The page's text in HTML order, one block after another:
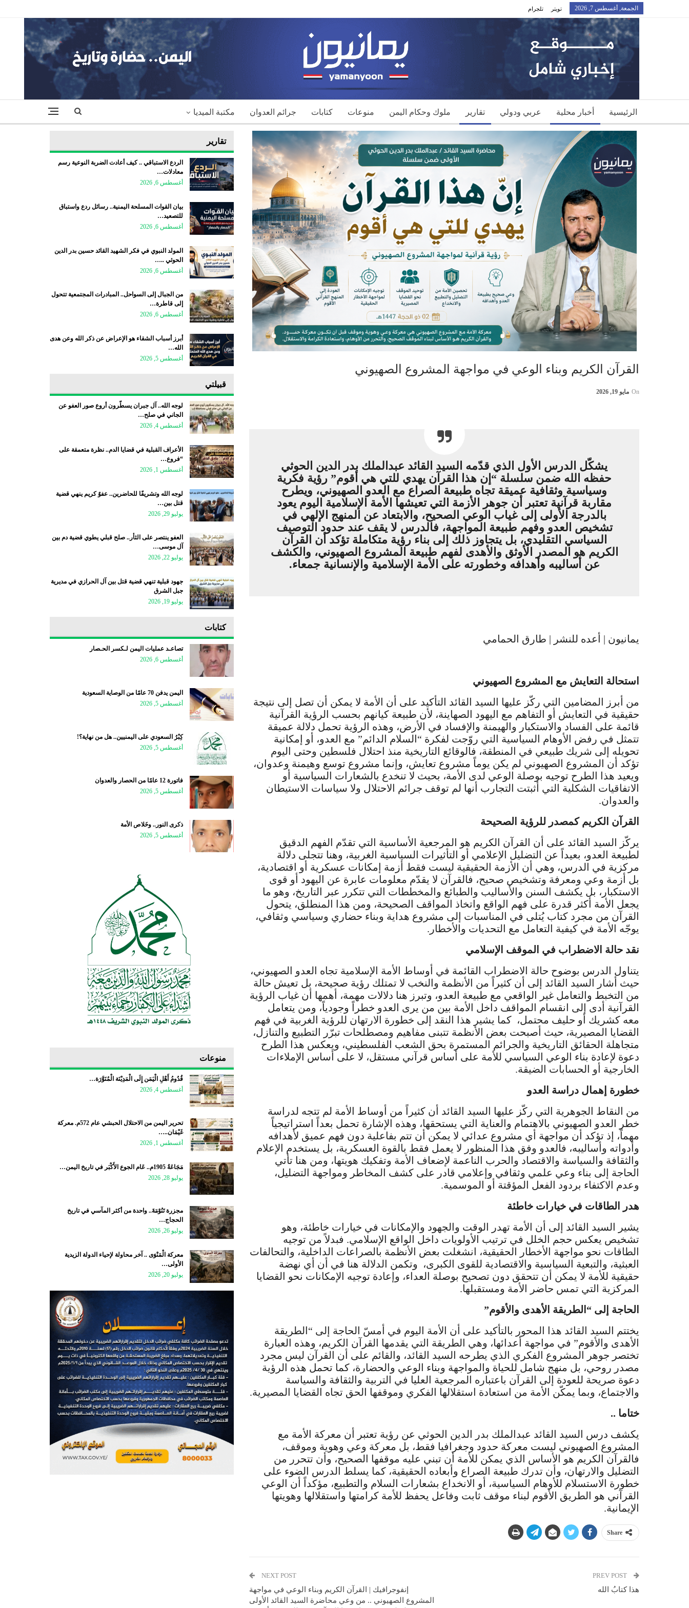
الجمعة, أغسطس 7, 2026 تويتر تلجرام
الرئيسية أخبار محلية عربي ودولي تقارير ملوك وحكام اليمن منوعات كتابات جرائم العدوان مكتبة الميديا
القرآن الكريم وبناء الوعي في مواجهة المشروع الصهيوني
On مايو 19, 2026
يشكّل الدرس الأول الذي قدّمه السيد القائد عبدالملك بدر الدين الحوثي
حفظه الله ضمن سلسلة “إن هذا القرآن يهدي للتي هي أقوم” رؤية فكرية
وسياسية وثقافية عميقة تجاه طبيعة الصراع مع العدو الصهيوني، ويطرح
مقاربة قرآنية تعتبر أن جوهر الأزمة التي تعيشها الأمة الإسلامية اليوم يعود
بالدرجة الأولى إلى غياب الوعي الصحيح، والابتعاد عن المنهج الإلهي في
تشخيص العدو وفهم طبيعة المواجهة، فالدرس لا يقف عند حدود التوصيف
السياسي التقليدي، بل يتجاوز ذلك إلى بناء رؤية متكاملة تؤكد أن القرآن
الكريم هو المصدر الأوثق والأهدى لفهم طبيعة المشروع الصهيوني، والكشف
عن أساليبه وأهدافه وخطورته على الأمة الإسلامية والإنسانية جمعاء.
يمانيون | أعده للنشر | طارق الحمامي
استحالة التعايش مع المشروع الصهيوني
من أبرز المضامين التي ركّز عليها السيد القائد التأكيد على أن الأمة لا يمكن أن تصل إلى نتيجة
حقيقية في التعايش أو التفاهم مع اليهود الصهاينة، لأن طبيعة كيانهم بحسب الرؤية القرآنية
قائمة على الفساد والاستكبار والهيمنة والإفساد في الأرض، وهذه الرؤية تحمل دلالة عميقة
تتمثل في رفض الأوهام السياسية التي روّجت لفكرة “السلام الدائم” مع العدو، أو إمكانية
تحويله إلى شريك طبيعي في المنطقة، فالوقائع التاريخية منذ احتلال فلسطين وحتى اليوم
تؤكد أن المشروع الصهيوني لم يكن يوماً مشروع تعايش، وإنما مشروع توسع وهيمنة وعدوان،
ويعيد هذا الطرح توجيه بوصلة الوعي لدى الأمة، بحيث لا تنخدع بالشعارات السياسية أو
الاتفاقيات الشكلية التي أثبتت التجارب أنها لم توقف جرائم الاحتلال ولا سياسات الاستيطان
والعدوان.
القرآن الكريم كمصدر للرؤية الصحيحة
يركّز السيد القائد على أن القرآن الكريم هو المرجعية الأساسية التي تقدّم الفهم الدقيق
لطبيعة العدو، بعيداً عن التضليل الإعلامي أو التأثيرات السياسية الغربية، وهنا تتجلى دلالة
مركزية في الدرس، وهي أن الأزمة الحقيقية ليست فقط أزمة إمكانات عسكرية أو اقتصادية،
بل أزمة وعي ومعرفة وتشخيص صحيح، فالقرآن لا يقدّم معلومات عابرة عن اليهود أو قوى
الاستكبار، بل يكشف السنن والأساليب والطبائع والمخططات التي تتكرر عبر التاريخ، وهو ما
يجعل الأمة أكثر قدرة على فهم الواقع واتخاذ المواقف الصحيحة، ومن هذا المنطلق، يتحول
القرآن من مجرد كتاب يُتلى في المناسبات إلى مشروع هداية وبناء حضاري وسياسي وثقافي،
يوجّه الأمة في كيفية التعامل مع التحديات والأخطار.
نقد حالة الاضطراب في الموقف الإسلامي
يتناول الدرس بوضوح حالة الاضطراب القائمة في أوساط الأمة الإسلامية تجاه العدو الصهيوني،
حيث أشار السيد القائد إلى أن كثيراً من الأنظمة والنخب لا تمتلك رؤية صحيحة، بل تعيش حالة
من التخبط والتعامل غير الواقعي مع طبيعة العدو، وتبرز هنا دلالات مهمة، أهمها أن غياب الرؤية
القرآنية أدى إلى انقسام المواقف داخل الأمة بين من يرى العدو خطراً وجودياً، ومن يتعامل
معه كشريك أو حليف محتمل، كما يشير هذا النقد إلى خطورة الارتهان للرؤية الغربية في فهم
القضايا المصيرية، حيث أصبحت بعض الأنظمة تتبنى مفاهيم ومصطلحات تبرّر التطبيع والتنازل،
متجاهلة الحقائق التاريخية والجرائم المستمرة بحق الشعب الفلسطيني، ويعكس هذا الطرح
دعوة لإعادة بناء الوعي السياسي للأمة على أساس قرآني مستقل، لا على أساس الإملاءات
الخارجية أو الحسابات الضيقة.
خطورة إهمال دراسة العدو
من النقاط الجوهرية التي ركّز عليها السيد القائد أن كثيراً من أوساط الأمة لم تتجه لدراسة
خطر العدو الصهيوني بالاهتمام والعناية التي يستحقها، وهذه الإشارة تحمل بعداً استراتيجياً
مهماً، إذ تؤكد أن مواجهة أي مشروع عدائي لا يمكن أن تتم بفاعلية دون فهم عميق لأهدافه
وأدواته وأساليبه، فالعدو وفق هذا المنظور لا يعمل فقط بالقوة العسكرية، بل يستخدم الإعلام
والثقافة والسياسة والاقتصاد والحرب الناعمة لإضعاف الأمة وتفكيك هويتها، ومن هنا تأتي
الحاجة إلى بناء وعي علمي وثقافي وإعلامي قادر على كشف المخاطر ومواجهة التضليل،
وعدم الاكتفاء بردود الفعل المؤقتة أو الموسمية.
هدر الطاقات في خيارات خاطئة
يشير السيد القائد إلى أن الأمة تهدر الوقت والجهود والإمكانات في خيارات خاطئة، وهو
تشخيص يعكس حجم الخلل في ترتيب الأولويات داخل الواقع الإسلامي. فبدلاً من توجيه
الطاقات نحو مواجهة الأخطار الحقيقية، انشغلت بعض الأنظمة بالصراعات الداخلية، والتحالفات
العبثية، والتبعية السياسية والاقتصادية للقوى الكبرى، وتكمن الدلالة هنا في أن أي نهضة
حقيقية للأمة لا يمكن أن تتحقق دون تصحيح بوصلة العداء، وإعادة توجيه الإمكانات نحو القضايا
المركزية التي تمس حاضر الأمة ومستقبلها.
الحاجة إلى “الطريقة الأهدى والأقوم”
يختتم السيد القائد هذا المحور بالتأكيد على أن الأمة اليوم في أمسّ الحاجة إلى “الطريقة
الأهدى والأقوم” في مواجهة أعدائها، وهي الطريقة التي يقدمها القرآن الكريم، وهذه العبارة
تختصر جوهر المشروع الفكري الذي يطرحه السيد القائد، والقائم على أن القرآن ليس مجرد
مصدر روحي، بل منهج شامل للحياة والمواجهة وبناء الوعي والحضارة، كما تحمل هذه الرؤية
دعوة صريحة للعودة إلى القرآن باعتباره المرجعية العليا في التربية والثقافة والسياسة
والاجتماع، وبما يمكّن الأمة من استعادة استقلالها الفكري وموقفها الحق تجاه القضايا المصيرية.
ختاما ..
يكشف درس السيد القائد عبدالملك بدر الدين الحوثي عن رؤية تعتبر أن معركة الأمة مع
المشروع الصهيوني ليست معركة حدود وجغرافيا فقط، بل معركة وعي وهوية وموقف،
فالقرآن الكريم هو الأساس الذي يمكن للأمة أن تبني عليه موقفها الصحيح، وأن تتحرر من
التضليل والارتهان، وأن تدرك طبيعة الصراع وأبعاده الحقيقية، كما يسلط الدرس الضوء على
خطورة الاستسلام للأوهام السياسية، أو الانخداع بشعارات السلام والتطبيع، مؤكداً أن الوعي
القرآني هو الطريق الأقوم لبناء موقف ثابت وفاعل يحفظ للأمة كرامتها واستقلالها وهويتها
الإيمانية.
Share
هذا كتابُ الله
NEXT POST
إنفوجرافيك | القرآن الكريم وبناء الوعي في مواجهة
المشروع الصهيوني .. من وعي محاضرة السيد القائد الأولى
تقارير
الردع الاستباقي .. كيف أعادت الضربة النوعية رسم
معادلات…
أغسطس 6, 2026
بيان القوات المسلحة اليمنية.. رسائل ردع واستباق
للتصعيد…
أغسطس 6, 2026
المولد النبوي في فكر الشهيد القائد حسين بدر الدين
الحوثي ..…
أغسطس 6, 2026
من الجبال إلى السواحل.. المبادرات المجتمعية تتحول
إلى قاطرة…
أغسطس 6, 2026
أبرز أسباب الشقاء هو الإعراض عن ذكر الله وعن هدى
الله…
أغسطس 5, 2026
قبيلتي
لوجه الله.. آل جبران يسطّرون أروع صور العفو عن
الجاني في صلح…
أغسطس 4, 2026
الأعراف القبلية في قضايا الدم.. نظرة متعمقة على
“فروع…
أغسطس 1, 2026
لوجه الله وتشريفًا للحاضرين.. عفوٌ كريم ينهي قضية
قتل بين…
يوليو 29, 2026
العفو ينتصر على الثأر.. صلح قبلي يطوي قضية دم بين
آل موسى…
يوليو 22, 2026
جهود قبلية تنهي قضية قتل بين آل الحرازي في مديرية
جبل الشرق
يوليو 19, 2026
كتابات
تصاعـد عمليات اليمن لـكسر الحـصار
أغسطس 6, 2026
اليمن يدفن 70 عامًا من الوصاية السعودية
أغسطس 5, 2026
كِبْرُ السعودي على اليمنيين.. هل من نهاية؟!
أغسطس 5, 2026
فاتورة 12 عامًا من الحصار والعدوان
أغسطس 5, 2026
ذكرى النور.. وخَلاص الأمة
أغسطس 5, 2026
منوعات
قُدُومُ أَهْلِ الْيَمَن إِلَى الْمَدِيْنَة الْمُنَوَّرَة…
أغسطس 4, 2026
تحرير اليمن من الاحتلال الحبشي عام 572م. معركة
غَيْمَان..…
أغسطس 1, 2026
مَجَاعَةُ 1905م.. عَام الجوع الأَكْبَر في تاريخ اليمن…
يوليو 28, 2026
مجزرة تَنُوْمَةَ.. واحدة من أكثر المآسي في تاريخ
الحجاج…
يوليو 26, 2026
معركة الْمَنْوَى .. آخر محاولة لإحياء الدولة الزيدية
الأولى…
يوليو 20, 2026